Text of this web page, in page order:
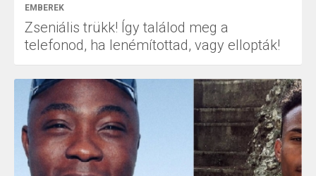
EMBEREK
Zseniális trükk! Így találod meg a
telefonod, ha lenémítottad, vagy ellopták!